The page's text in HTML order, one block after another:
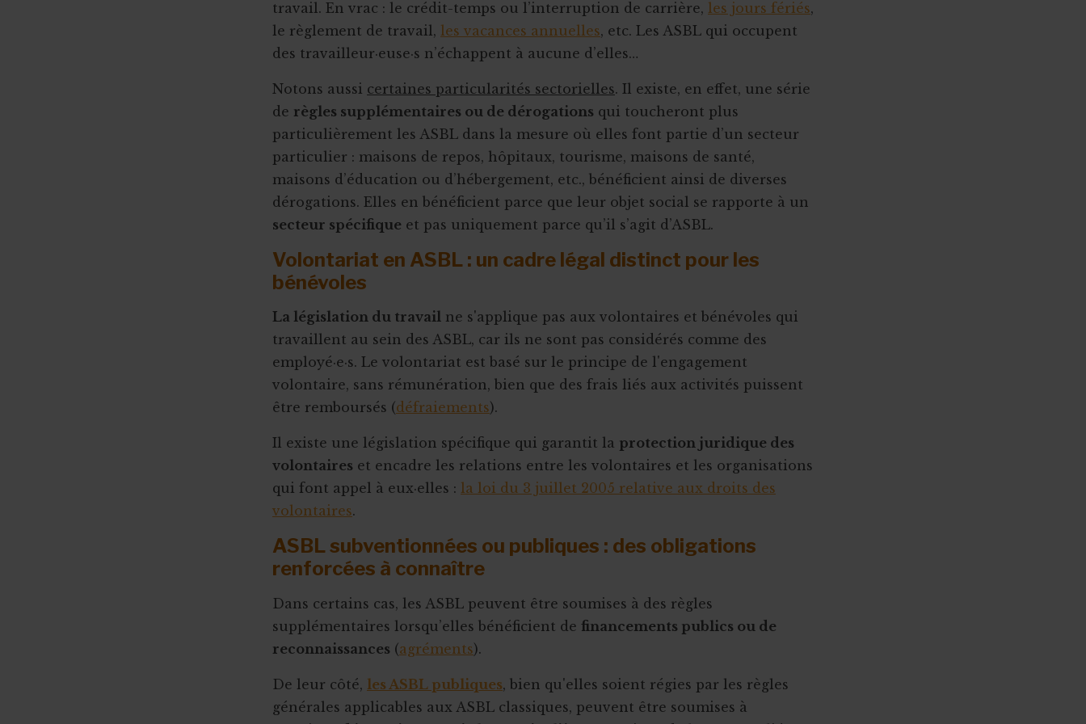
travail. En vrac : le crédit-temps ou l’interruption de carrière, les jours fériés,
le règlement de travail, les vacances annuelles, etc. Les ASBL qui occupent
des travailleur·euse·s n’échappent à aucune d’elles…
Notons aussi certaines particularités sectorielles. Il existe, en effet, une série
de règles supplémentaires ou de dérogations qui toucheront plus
particulièrement les ASBL dans la mesure où elles font partie d’un secteur
particulier : maisons de repos, hôpitaux, tourisme, maisons de santé,
maisons d’éducation ou d’hébergement, etc., bénéficient ainsi de diverses
dérogations. Elles en bénéficient parce que leur objet social se rapporte à un
secteur spécifique et pas uniquement parce qu’il s’agit d’ASBL.
Volontariat en ASBL : un cadre légal distinct pour les
bénévoles
La législation du travail ne s'applique pas aux volontaires et bénévoles qui
travaillent au sein des ASBL, car ils ne sont pas considérés comme des
employé·e·s. Le volontariat est basé sur le principe de l'engagement
volontaire, sans rémunération, bien que des frais liés aux activités puissent
être remboursés (défraiements).
Il existe une législation spécifique qui garantit la protection juridique des
volontaires et encadre les relations entre les volontaires et les organisations
qui font appel à eux·elles : la loi du 3 juillet 2005 relative aux droits des
volontaires.
ASBL subventionnées ou publiques : des obligations
renforcées à connaître
Dans certains cas, les ASBL peuvent être soumises à des règles
supplémentaires lorsqu’elles bénéficient de financements publics ou de
reconnaissances (agréments).
De leur côté, les ASBL publiques, bien qu'elles soient régies par les règles
générales applicables aux ASBL classiques, peuvent être soumises à